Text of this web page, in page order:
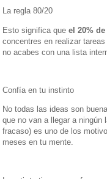
La regla 80/20
Esto significa que el 20%
concentres en realizar
no acabes con una lista
Confía en tu instinto
No todas las ideas son
que no van a llegar a ningún
fracaso) es uno de los
meses en tu mente.